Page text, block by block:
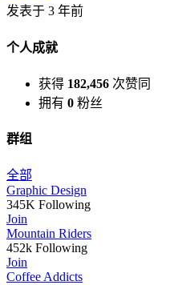
发表于 3 年前
个人成就
获得 182,456 次赞同
拥有 0 粉丝
群组
全部
Graphic Design
345K Following
Join
Mountain Riders
452k Following
Join
Coffee Addicts